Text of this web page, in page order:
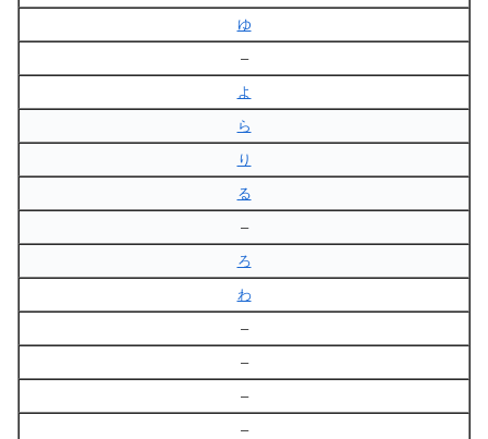
ゆ
–
よ
ら
り
る
–
ろ
わ
–
–
–
–